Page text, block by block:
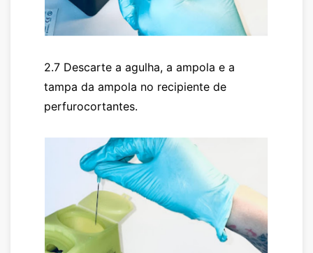
2.7 Descarte a agulha, a ampola e a
tampa da ampola no recipiente de
perfurocortantes.